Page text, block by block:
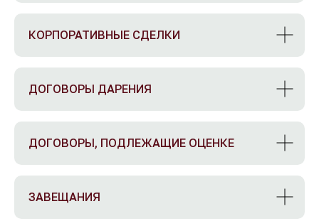
КОРПОРАТИВНЫЕ СДЕЛКИ
ДОГОВОРЫ ДАРЕНИЯ
ДОГОВОРЫ, ПОДЛЕЖАЩИЕ ОЦЕНКЕ
ЗАВЕЩАНИЯ